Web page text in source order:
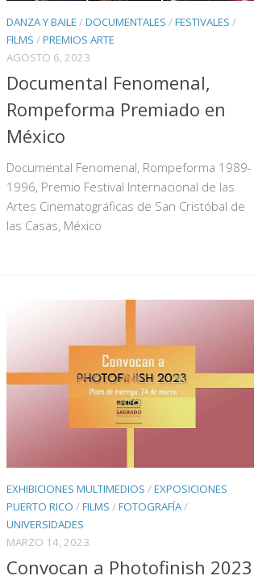
DANZA Y BAILE /DOCUMENTALES /FESTIVALES /
FILMS /PREMIOS ARTE
AGOSTO 6, 2023
Documental Fenomenal,
Rompeforma Premiado en
México
Documental Fenomenal, Rompeforma 1989-
1996, Premio Festival Internacional de las
Artes Cinematográficas de San Cristóbal de
las Casas, México
EXHIBICIONES MULTIMEDIOS /EXPOSICIONES
PUERTO RICO /FILMS /FOTOGRAFÍA/
UNIVERSIDADES
MARZO 14, 2023
Convocan a Photofinish 2023